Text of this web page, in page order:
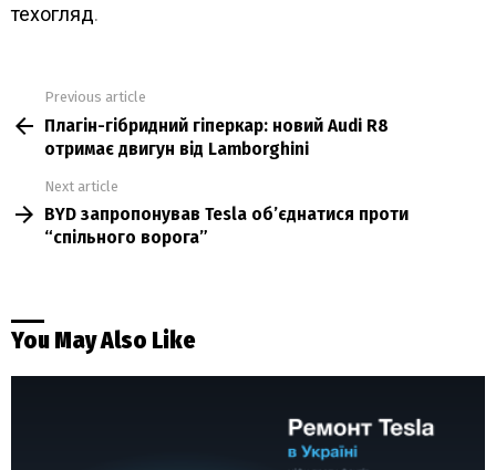
техогляд.
more
Previous article
Плагін-гібридний гіперкар: новий Audi R8
отримає двигун від Lamborghini
Next article
BYD запропонував Tesla об’єднатися проти
“спільного ворога”
You May Also Like